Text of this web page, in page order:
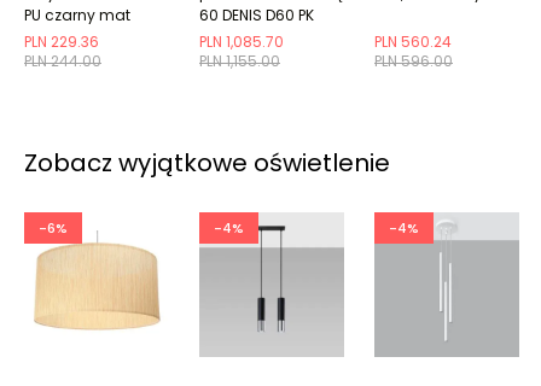
PLN 244.00
PLN 229.36
PU czarny mat
PLN 1,155.00
PLN 1,085.70
60 DENIS D60 PK
MV/2333 P/L dąb
London
PLN 596.00
PLN 560.24
Zobacz wyjątkowe oświetlenie
-6% -4% -4%